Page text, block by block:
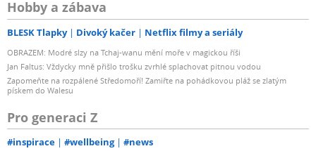
Hobby a zábava
BLESK Tlapky Divoký kačer Netflix filmy a seriály
OBRAZEM: Modré slzy na Tchaj-wanu mění moře v magickou říši
Jan Faltus: Vždycky mně přišlo trošku zvrhlé splachovat pitnou vodou
Zapomeňte na rozpálené Středomoří! Zamiřte na pohádkovou pláž se zlatým
pískem do Walesu
Pro generaci Z
#inspirace #wellbeing #news